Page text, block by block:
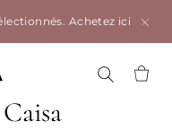
Achetez ici